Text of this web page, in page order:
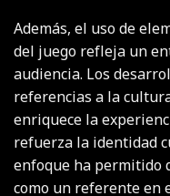
Además, el uso de
del juego refleja un
audiencia. Los
referencias a la
enriquece la
refuerza la identidad
enfoque ha permitido
como un referente en